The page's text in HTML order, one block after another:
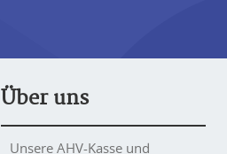
Über uns
Unsere AHV-Kasse und